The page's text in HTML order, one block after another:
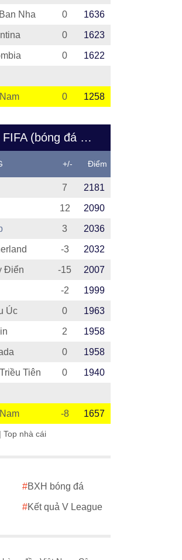
Nha 0 1636
0 1623
0 1622
0 1258
BXH BXH FIFA (bóng đá nữ Việt Nam)
+/- Điểm
7 2181
12 2090
3 2036
-3 2032
Điển -15 2007
-2 1999
Úc 0 1963
2 1958
0 1958
Tiên 0 1940
-8 1657
| Top nhà cái
#BXH bóng đá
#Kết quả V League